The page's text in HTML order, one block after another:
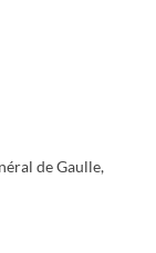
de Gaulle,